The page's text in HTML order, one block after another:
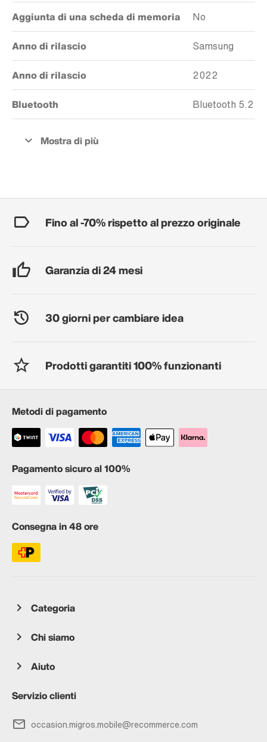
Aggiunta di una scheda di memoria No
Anno di rilascio Samsung
Anno di rilascio 2022
Bluetooth Bluetooth 5.2
Fino al -70% rispetto al prezzo originale
Garanzia di 24 mesi
30 giorni per cambiare idea
Prodotti garantiti 100% funzionanti
Metodi di pagamento
Pagamento sicuro al 100%
Consegna in 48 ore
Categoria
Chi siamo
Aiuto
Servizio clienti
occasion.migros.mobile@recommerce.com